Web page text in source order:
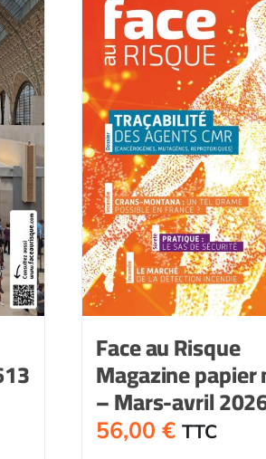
Face au Risque
Magazine papier
– Mars-avril
56,00 € TTC